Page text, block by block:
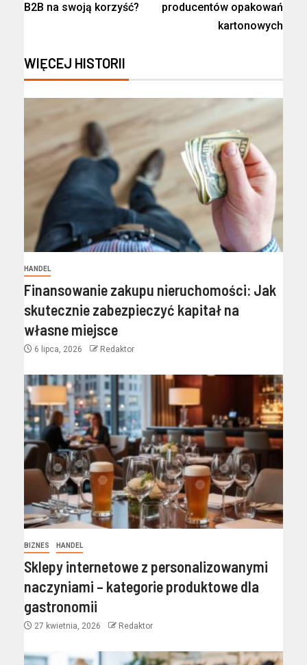
B2B na swoją korzyść?
producentów opakowań
kartonowych
WIĘCEJ HISTORII
HANDEL
Finansowanie zakupu nieruchomości: Jak
skutecznie zabezpieczyć kapitał na
własne miejsce
6 lipca, 2026 Redaktor
BIZNES HANDEL
Sklepy internetowe z personalizowanymi
naczyniami – kategorie produktowe dla
gastronomii
27 kwietnia, 2026 Redaktor